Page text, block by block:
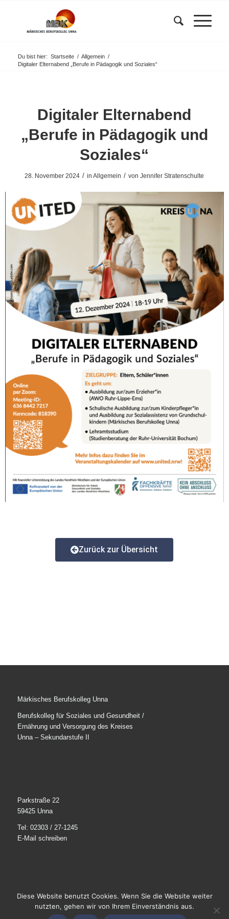
Du bist hier: Startseite / Allgemein /
Digitaler Elternabend „Berufe in Pädagogik und Soziales“
Digitaler Elternabend
„Berufe in Pädagogik und
Soziales“
28. November 2024 / inAllgemein / vonJennifer Stratenschulte
Zurück zur Übersicht
Märkisches Berufskolleg Unna
Berufskolleg für Soziales und Gesundheit /
Ernährung und Versorgung des Kreises
Unna – Sekundarstufe II
Parkstraße 22
59425 Unna
Tel: 02303 / 27-1245
E-Mail schreiben
© 2025Märkisches Berufskolleg Unna. Alle Rechte
vorbehalten.
Diese Website benutzt Cookies. Wenn Sie die Website weiter
nutzten, gehen wir von Ihrem Einverständnis aus.